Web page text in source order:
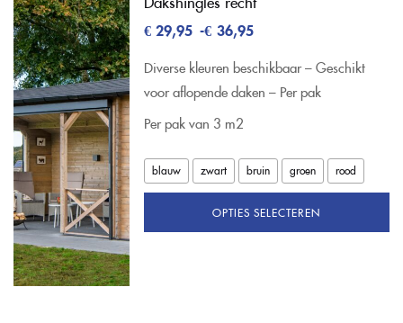
€29,95 -€ 36,95
Diverse kleuren beschikbaar – Geschikt
voor aflopende daken – Per pak
Per pak van 3 m2
blauw zwart bruin groen rood
OPTIES SELECTEREN